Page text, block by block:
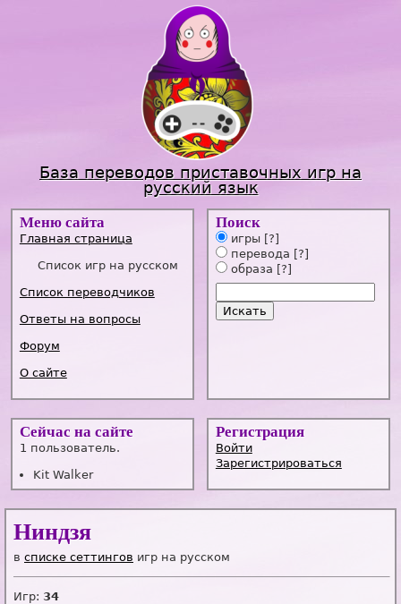
Jump to navigation
База переводов приставочных игр на
русский язык
Меню сайта
Главная страница
Список игр на русском
Список переводчиков
Ответы на вопросы
Форум
О сайте
Поиск
игры [?]
перевода [?]
образа [?]
Сейчас на сайте
1 пользователь.
Kit Walker
Регистрация
Войти
Зарегистрироваться
Ниндзя
в списке сеттингов игр на русском
Игр: 34